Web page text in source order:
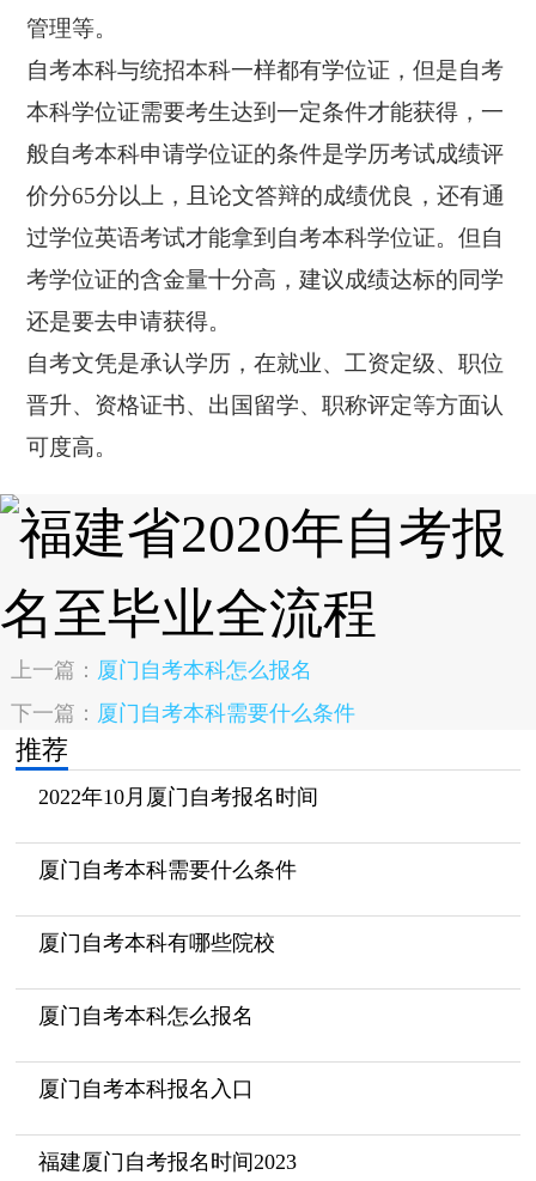
管理等。
自考本科与统招本科一样都有学位证，但是自考
本科学位证需要考生达到一定条件才能获得，一
般自考本科申请学位证的条件是学历考试成绩评
价分65分以上，且论文答辩的成绩优良，还有通
过学位英语考试才能拿到自考本科学位证。但自
考学位证的含金量十分高，建议成绩达标的同学
还是要去申请获得。
自考文凭是承认学历，在就业、工资定级、职位
晋升、资格证书、出国留学、职称评定等方面认
可度高。
上一篇： 厦门自考本科怎么报名
下一篇： 厦门自考本科需要什么条件
推荐
2022年10月厦门自考报名时间
厦门自考本科需要什么条件
厦门自考本科有哪些院校
厦门自考本科怎么报名
厦门自考本科报名入口
福建厦门自考报名时间2023